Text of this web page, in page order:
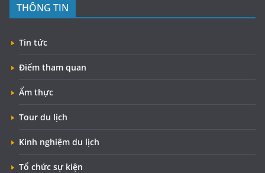
THÔNG TIN
Tin tức
Điểm tham quan
Ẩm thực
Tour du lịch
Kinh nghiệm du lịch
Tổ chức sự kiện